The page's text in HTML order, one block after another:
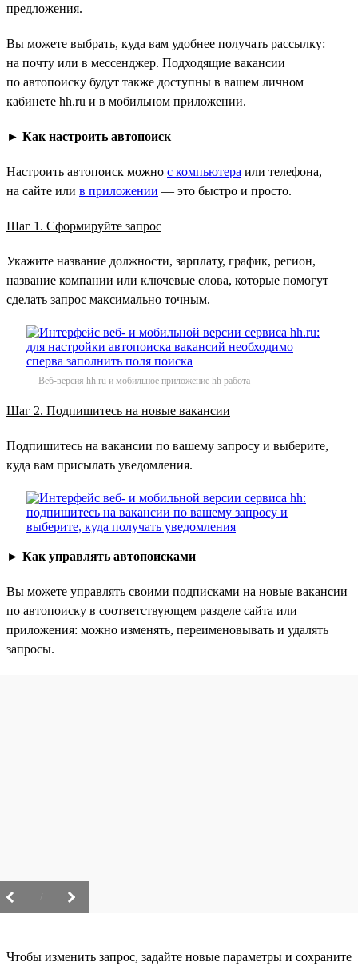
предложения.
Вы можете выбрать, куда вам удобнее получать рассылку:
на почту или в мессенджер. Подходящие вакансии
по автопоиску будут также доступны в вашем личном
кабинете hh.ru и в мобильном приложении.
► Как настроить автопоиск
Настроить автопоиск можно с компьютера или телефона,
на сайте или в приложении — это быстро и просто.
Шаг 1. Сформируйте запрос
Укажите название должности, зарплату, график, регион,
название компании или ключевые слова, которые помогут
сделать запрос максимально точным.
Веб-версия hh.ru и мобильное приложение hh работа
Шаг 2. Подпишитесь на новые вакансии
Подпишитесь на вакансии по вашему запросу и выберите,
куда вам присылать уведомления.
► Как управлять автопоисками
Вы можете управлять своими подписками на новые вакансии
по автопоиску в соответствующем разделе сайта или
приложения: можно изменять, переименовывать и удалять
запросы.
Чтобы изменить запрос, задайте новые параметры и сохраните